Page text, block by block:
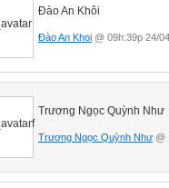
Đào An Khôi
Đào An Khoi @ 09h:39p 24/
Trương Ngọc Quỳnh Như
Trương Ngọc Quỳnh Như @